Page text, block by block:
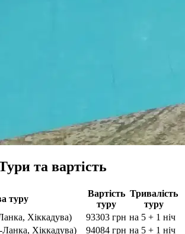
та вартість
туру
Вартість
туру
Тривалість
туру
Хіккадува)
93303 грн на 5 + 1 ніч
Хіккадува)
94084 грн на 5 + 1 ніч